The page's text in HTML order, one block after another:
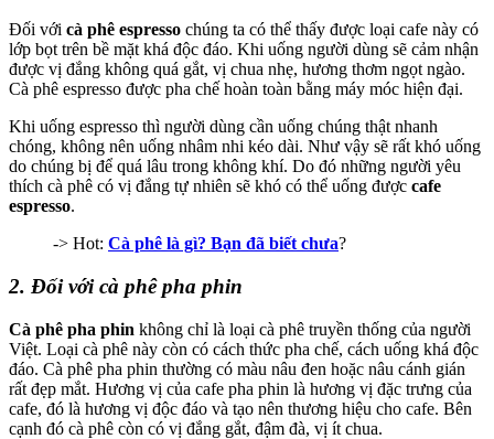
Đối với cà phê espresso chúng ta có thể thấy được loại cafe này có
lớp bọt trên bề mặt khá độc đáo. Khi uống người dùng sẽ cảm nhận
được vị đắng không quá gắt, vị chua nhẹ, hương thơm ngọt ngào.
Cà phê espresso được pha chế hoàn toàn bằng máy móc hiện đại.
Khi uống espresso thì người dùng cần uống chúng thật nhanh
chóng, không nên uống nhâm nhi kéo dài. Như vậy sẽ rất khó uống
do chúng bị để quá lâu trong không khí. Do đó những người yêu
thích cà phê có vị đắng tự nhiên sẽ khó có thể uống được cafe
espresso.
-> Hot: Cà phê là gì? Bạn đã biết chưa?
2. Đối với cà phê pha phin
Cà phê pha phin không chỉ là loại cà phê truyền thống của người
Việt. Loại cà phê này còn có cách thức pha chế, cách uống khá độc
đáo. Cà phê pha phin thường có màu nâu đen hoặc nâu cánh gián
rất đẹp mắt. Hương vị của cafe pha phin là hương vị đặc trưng của
cafe, đó là hương vị độc đáo và tạo nên thương hiệu cho cafe. Bên
cạnh đó cà phê còn có vị đắng gắt, đậm đà, vị ít chua.